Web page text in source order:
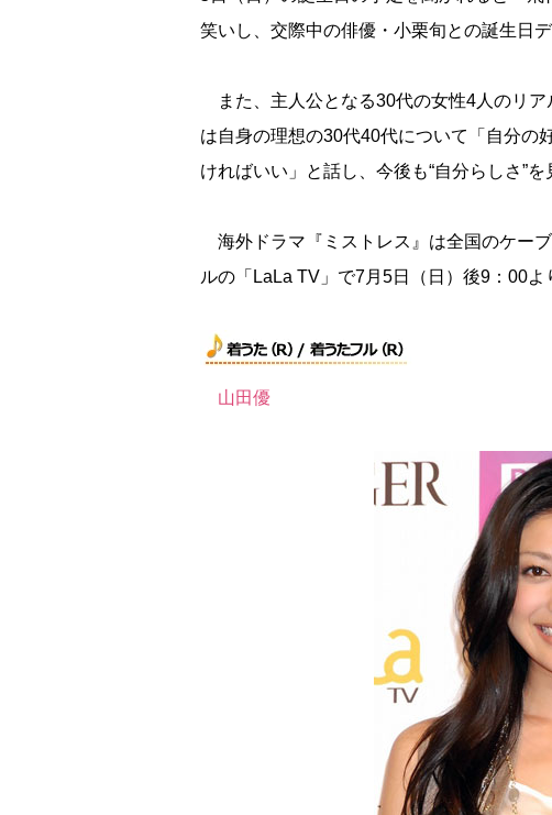
笑いし、交際中の俳優・小栗旬との誕生日
また、主人公となる30代の女性4人のリア
は自身の理想の30代40代について「自分の
ければいい」と話し、今後も“自分らしさ”
海外ドラマ『ミストレス』は全国のケー
ルの「LaLa TV」で7月5日（日）後9：00よ
山田優